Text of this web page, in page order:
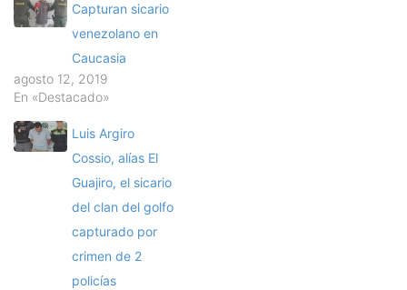
Capturan sicario
venezolano en
Caucasia
agosto 12, 2019
En «Destacado»
Luis Argiro
Cossio, alías El
Guajiro, el sicario
del clan del golfo
capturado por
crimen de 2
policías